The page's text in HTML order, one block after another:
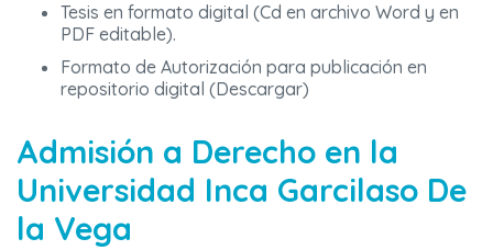
Tesis en formato digital (Cd en archivo Word y en
PDF editable).
Formato de Autorización para publicación en
repositorio digital (Descargar)
Admisión a Derecho en la
Universidad Inca Garcilaso De
la Vega